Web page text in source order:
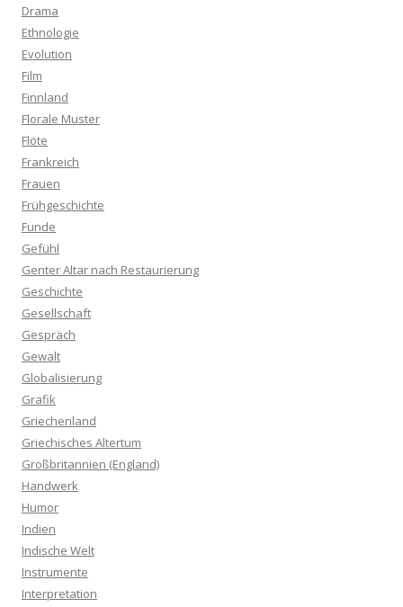
Drama
Ethnologie
Evolution
Film
Finnland
Florale Muster
Flöte
Frankreich
Frauen
Frühgeschichte
Funde
Gefühl
Genter Altar nach Restaurierung
Geschichte
Gesellschaft
Gespräch
Gewalt
Globalisierung
Grafik
Griechenland
Griechisches Altertum
Großbritannien (England)
Handwerk
Humor
Indien
Indische Welt
Instrumente
Interpretation